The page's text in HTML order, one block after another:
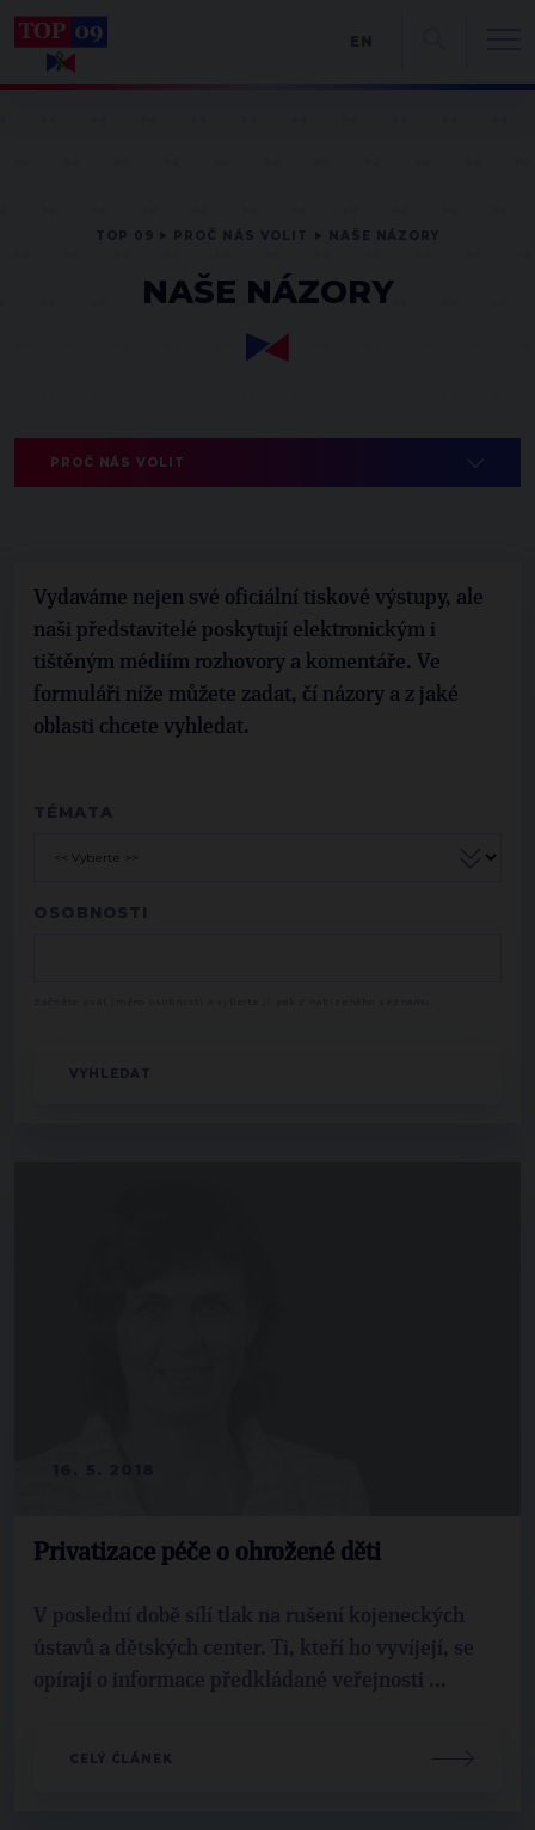
NAŠE NÁZORY
PROČ NÁS VOLIT
Vydaváme nejen své oficiální tiskové výstupy, ale
naši představitelé poskytují elektronickým i
tištěným médiím rozhovory a komentáře. Ve
formuláři níže můžete zadat, čí názory a z jaké
oblasti chcete vyhledat.
TÉMATA
OSOBNOSTI
Privatizace péče o ohrožené děti
V poslední době sílí tlak na rušení kojeneckých
ústavů a dětských center. Ti, kteří ho vyvíjejí, se
opírají o informace předkládané veřejnosti ...
CELÝ ČLÁNEK